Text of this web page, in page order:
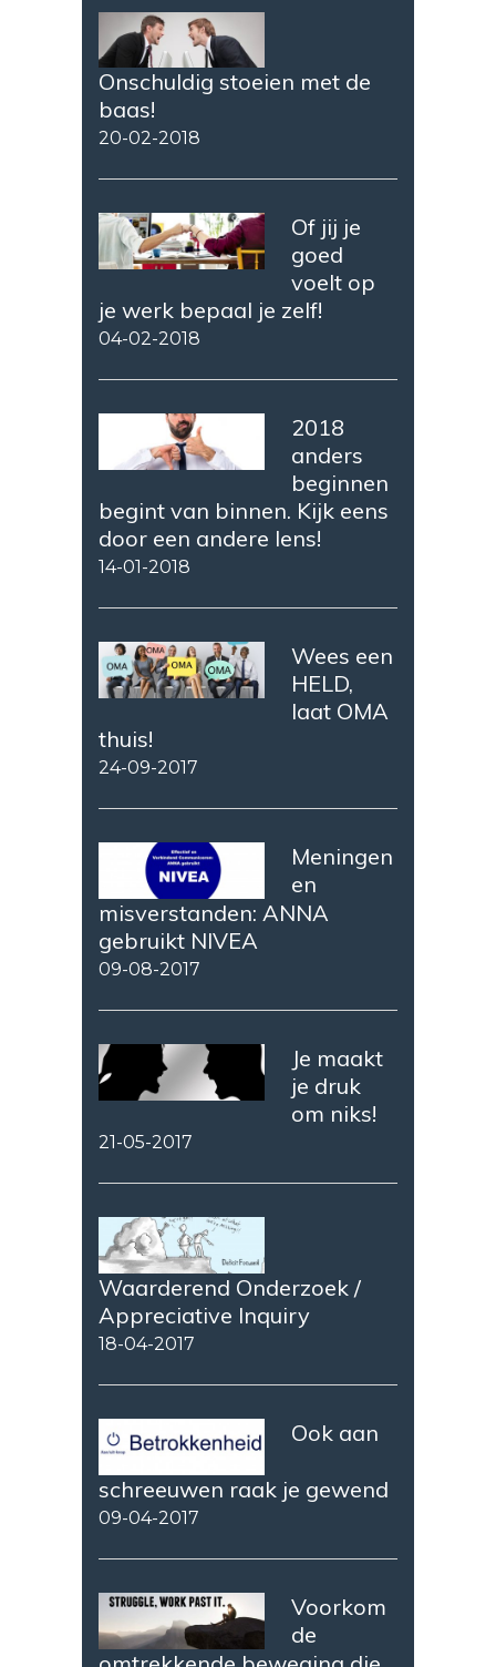
Onschuldig stoeien met de
baas!
20-02-2018
Of jij je
goed
voelt op
je werk bepaal je zelf!
04-02-2018
2018
anders
beginnen
begint van binnen. Kijk eens
door een andere lens!
14-01-2018
Wees een
HELD,
laat OMA
thuis!
24-09-2017
Meningen
en
misverstanden: ANNA
gebruikt NIVEA
09-08-2017
Je maakt
je druk
om niks!
21-05-2017
Waarderend Onderzoek /
Appreciative Inquiry
18-04-2017
Ook aan
schreeuwen raak je gewend
09-04-2017
Voorkom
de